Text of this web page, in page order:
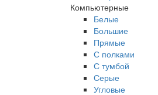
Компьютерные
Белые
Большие
Прямые
С полками
С тумбой
Серые
Угловые